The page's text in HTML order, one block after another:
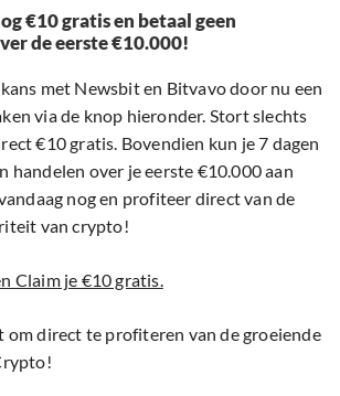
€10 gratis en betaal geen
de eerste €10.000!
met Newsbit en Bitvavo door nu een
via de knop hieronder. Stort slechts
€10 gratis. Bovendien kun je 7 dagen
handelen over je eerste €10.000 aan
nog en profiteer direct van de
van crypto!
Claim je €10 gratis.
om direct te profiteren van de groeiende